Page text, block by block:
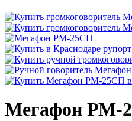
Мегафон РМ-